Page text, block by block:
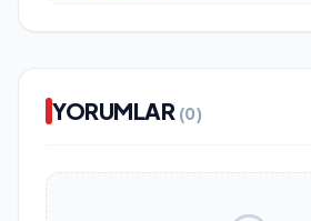
YORUMLAR (0)